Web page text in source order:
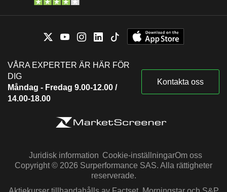
VÅRA EXPERTER ÄR HÄR FÖR
DIG
Måndag - Fredag 9.00-12.00 /
14.00-18.00
Kontakta oss
Juridisk information Cookie-inställningarOm oss
Copyright © 2026 Surperformance SAS. Alla rättigheter
reserverade.